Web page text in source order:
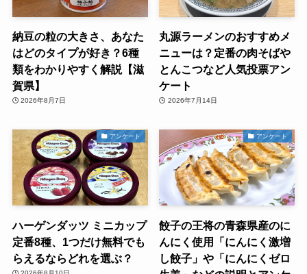
納豆の粒の大きさ、あなた
はどのタイプが好き？6種
類をわかりやすく解説【滋
賀県】
2026年8月7日
丸源ラーメンのおすすめメ
ニューは？定番の肉そばや
とんこつなど人気投票アン
ケート
2026年7月14日
アンケート
ハーゲンダッツ ミニカップ
定番8種、1つだけ無料でも
らえるならどれを選ぶ？
アンケート
餃子の王将の青森県産のに
んにく使用「にんにく激増
し餃子」や「にんにくゼロ